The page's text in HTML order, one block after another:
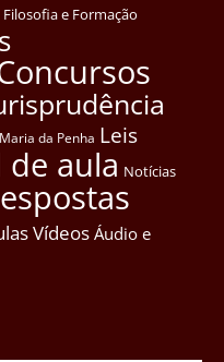
Filosofia e Formação
da Penha Leis
aula Notícias
Vídeos Áudio e